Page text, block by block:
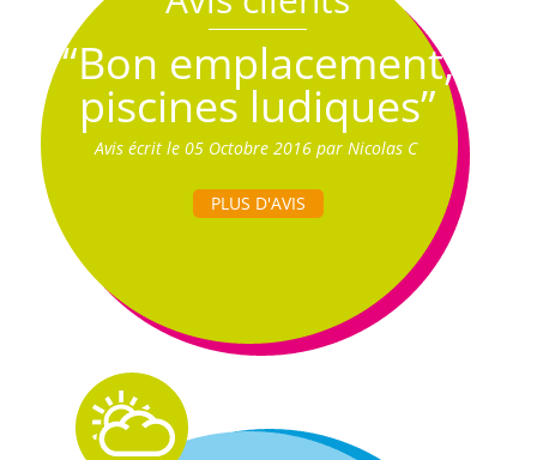
“Bon emplacement,
piscines ludiques”
Avis écrit le 05 Octobre 2016 par Nicolas C
PLUS D'AVIS